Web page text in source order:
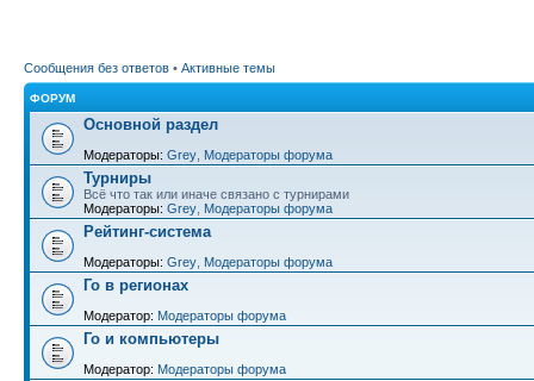
Сообщения без ответов • Активные темы
ФОРУМ
Основной раздел
Модераторы: Grey Модераторы форума
Турниры
Всё что так или иначе связано с турнирами
Модераторы: Grey Модераторы форума
Рейтинг-система
Модераторы: Grey Модераторы форума
Го в регионах
Модератор: Модераторы форума
Го и компьютеры
Модератор: Модераторы форума